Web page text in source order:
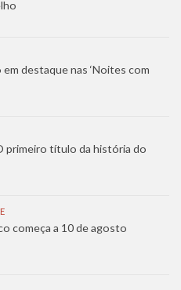
destaque nas ‘Noites com
primeiro título da história do
começa a 10 de agosto